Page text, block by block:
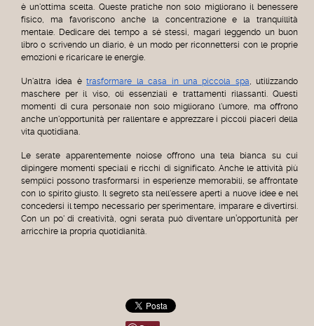
è un'ottima scelta. Queste pratiche non solo migliorano il benessere
fisico, ma favoriscono anche la concentrazione e la tranquillità
mentale. Dedicare del tempo a sé stessi, magari leggendo un buon
libro o scrivendo un diario, è un modo per riconnettersi con le proprie
emozioni e ricaricare le energie.
Un'altra idea ètrasformare la casa in una piccola spa, utilizzando
maschere per il viso, oli essenziali e trattamenti rilassanti. Questi
momenti di cura personale non solo migliorano l'umore, ma offrono
anche un'opportunità per rallentare e apprezzare i piccoli piaceri della
vita quotidiana.
Le serate apparentemente noiose offrono una tela bianca su cui
dipingere momenti speciali e ricchi di significato. Anche le attività più
semplici possono trasformarsi in esperienze memorabili, se affrontate
con lo spirito giusto. Il segreto sta nell'essere aperti a nuove idee e nel
concedersi il tempo necessario per sperimentare, imparare e divertirsi.
Con un po' di creatività, ogni serata può diventare un’opportunità per
arricchire la propria quotidianità.